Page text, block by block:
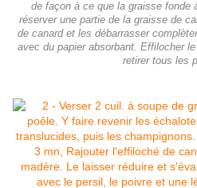
de façon à ce que la graisse fonde
réserver une partie de la graisse de
de canard et les débarrasser
avec du papier absorbant. Effilocher
retirer tous les